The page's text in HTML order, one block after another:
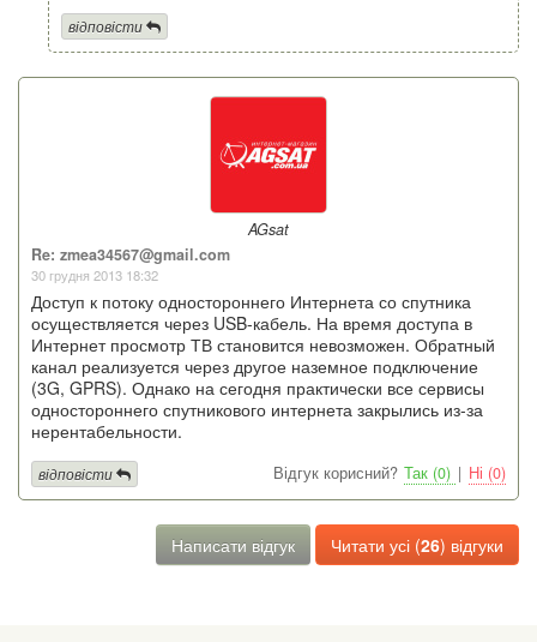
відповісти
AGsat
Re: zmea34567@gmail.com
30 грудня 2013 18:32
Доступ к потоку одностороннего Интернета со спутника
осуществляется через USB-кабель. На время доступа в
Интернет просмотр ТВ становится невозможен. Обратный
канал реализуется через другое наземное подключение
(3G, GPRS). Однако на сегодня практически все сервисы
одностороннего спутникового интернета закрылись из-за
нерентабельности.
Відгук корисний? Так (0) | Ні (0)
відповісти
Написати відгук Читати усі (26) відгуки